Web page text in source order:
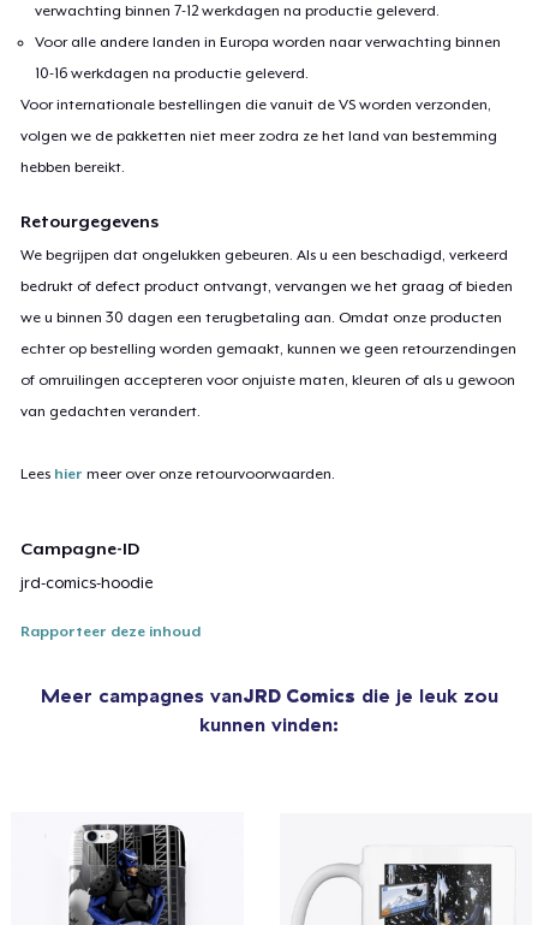
verwachting binnen 7-12 werkdagen na productie geleverd.
Voor alle andere landen in Europa worden naar verwachting binnen
10-16 werkdagen na productie geleverd.
Voor internationale bestellingen die vanuit de VS worden verzonden,
volgen we de pakketten niet meer zodra ze het land van bestemming
hebben bereikt.
Retourgegevens
We begrijpen dat ongelukken gebeuren. Als u een beschadigd, verkeerd
bedrukt of defect product ontvangt, vervangen we het graag of bieden
we u binnen 30 dagen een terugbetaling aan. Omdat onze producten
echter op bestelling worden gemaakt, kunnen we geen retourzendingen
of omruilingen accepteren voor onjuiste maten, kleuren of als u gewoon
van gedachten verandert.
Lees hier meer over onze retourvoorwaarden.
Campagne-ID
jrd-comics-hoodie
Rapporteer deze inhoud
Meer campagnes vanJRD Comics die je leuk zou
kunnen vinden: